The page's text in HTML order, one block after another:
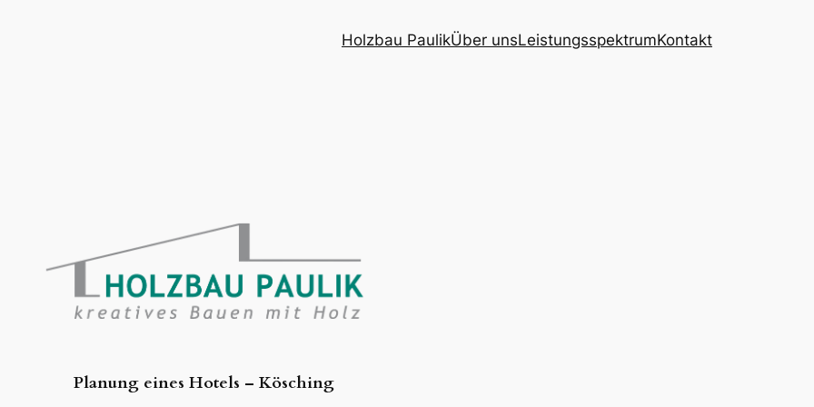
Holzbau PaulikÜber unsLeistungsspektrumKontakt
Planung eines Hotels – Kösching